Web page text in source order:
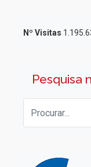
Nº Visitas
Pesquisa